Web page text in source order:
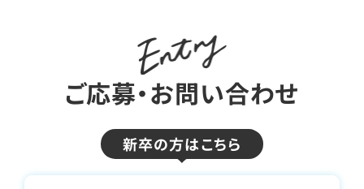
ご応募・お問い合わせ
新卒の⽅はこちら